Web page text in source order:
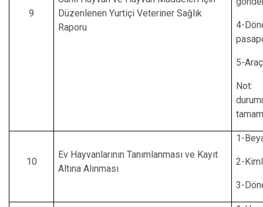
9
Düzenlenen Yurtiçi Veteriner Sağlık
Raporu
4-
5-
Not:
10
Ev Hayvanlarının Tanımlanması ve Kayıt
Altına Alınması
1-
2-
3-